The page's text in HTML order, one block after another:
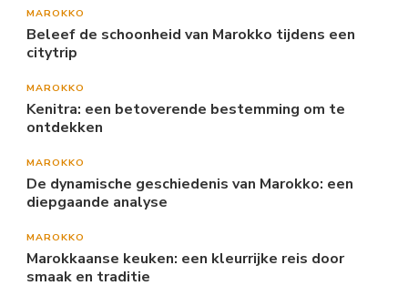
MAROKKO
Beleef de schoonheid van Marokko tijdens een
citytrip
MAROKKO
Kenitra: een betoverende bestemming om te
ontdekken
MAROKKO
De dynamische geschiedenis van Marokko: een
diepgaande analyse
MAROKKO
Marokkaanse keuken: een kleurrijke reis door
smaak en traditie